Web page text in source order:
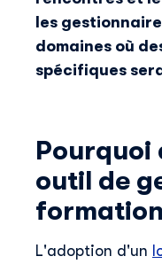
les
domaines où
spécifiques
Pourquoi
outil de
L'adoption d'un